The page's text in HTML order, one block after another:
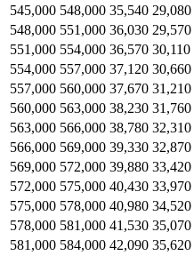
545,000 548,000 35,540 29,080
548,000 551,000 36,030 29,570
551,000 554,000 36,570 30,110
554,000 557,000 37,120 30,660
557,000 560,000 37,670 31,210
560,000 563,000 38,230 31,760
563,000 566,000 38,780 32,310
566,000 569,000 39,330 32,870
569,000 572,000 39,880 33,420
572,000 575,000 40,430 33,970
575,000 578,000 40,980 34,520
578,000 581,000 41,530 35,070
581,000 584,000 42,090 35,620